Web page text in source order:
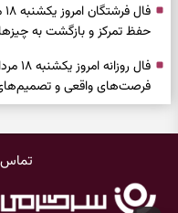
حفظ تمرکز و بازگشت به
فرصت‌های واقعی و
واقعی، کم‌کردن بار اضافه و
تماس